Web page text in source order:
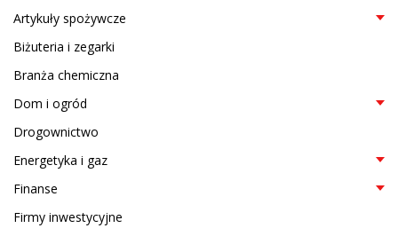
Artykuły spożywcze
Biżuteria i zegarki
Branża chemiczna
Dom i ogród
Drogownictwo
Energetyka i gaz
Finanse
Firmy inwestycyjne